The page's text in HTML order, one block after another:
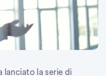
lanciato la serie di